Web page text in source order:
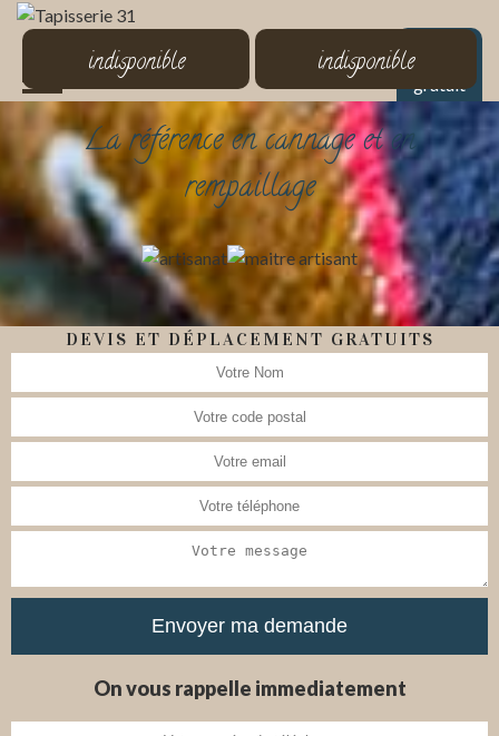
Devis
gratuit
indisponible indisponible
La référence en cannage et en
rempaillage
DEVIS ET DÉPLACEMENT GRATUITS
On vous rappelle immediatement